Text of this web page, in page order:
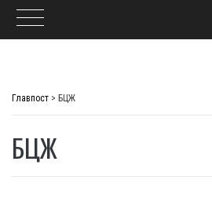
Главпост > БЦЖ
БЦЖ